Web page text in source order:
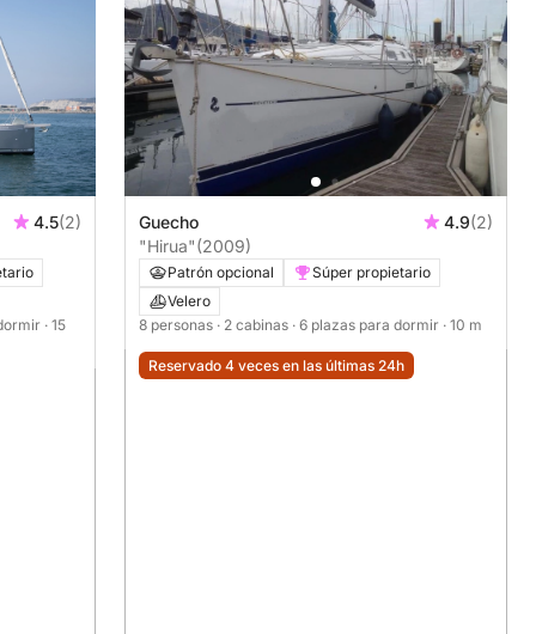
4.5(2)
· 15
Guecho 4.9(2)
"Hirua"(2009)
Patrón opcional
Súper propietario
Velero
8 personas · 2 cabinas · 6 plazas para dormir · 10 m
Reservado 4 veces en las últimas 24h